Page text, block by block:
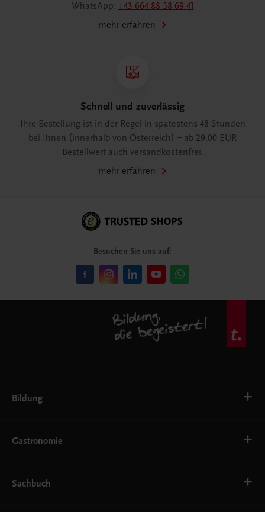
WhatsApp: +43 664 88 58 69 41
mehr erfahren
Schnell und zuverlässig
Ihre Bestellung ist in der Regel in spätestens 48 Stunden
bei Ihnen (innerhalb von Österreich) – ab 29,00 EUR
Bestellwert auch versandkostenfrei.
mehr erfahren
Besuchen Sie uns auf:
Bildung
AHS
EWF/ZWF
FW
Gastronomie
Getränke
Sachbuch